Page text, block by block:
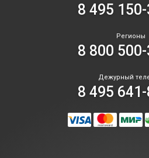
8 495
Регионы
8 800
Дежурный
8 495